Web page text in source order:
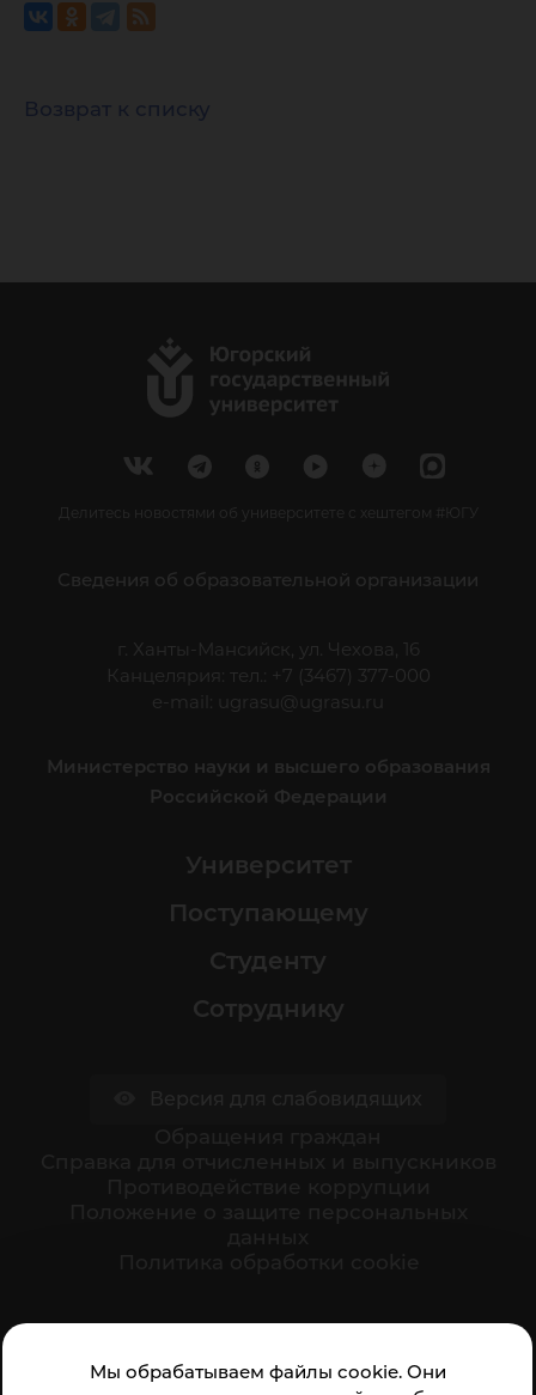
Мы обрабатываем файлы cookie. Они
Возврат к списку
Делитесь новостями об университете с хештегом #ЮГУ
Сведения об образовательной организации
г. Ханты-Мансийск, ул. Чехова, 16
Канцелярия: тел.: +7 (3467) 377-000
e-mail:
ugrasu@ugrasu.ru
Министерство науки и высшего образования
Российской Федерации
Университет
Поступающему
Студенту
Сотруднику
организации: